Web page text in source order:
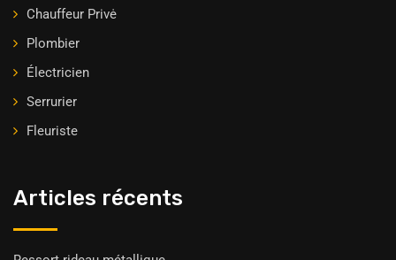
Chauffeur Privė
Plombier
Électricien
Serrurier
Fleuriste
Articles récents